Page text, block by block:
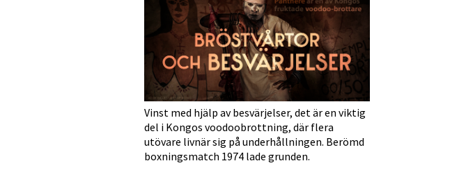
Vinst med hjälp av besvärjelser, det är en viktig
del i Kongos voodoobrottning, där flera
utövare livnär sig på underhållningen. Berömd
boxningsmatch 1974 lade grunden.